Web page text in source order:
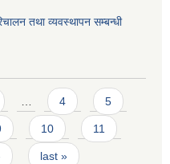
तथा व्यवस्थापन सम्बन्धी
4 5
10 11
last »